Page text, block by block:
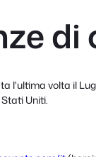
l'ultima volta il
Uniti.